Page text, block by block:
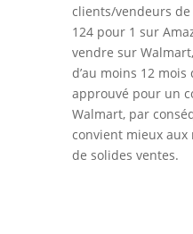
clients/vendeurs
124 pour 1 sur
vendre sur
d’au moins 12
approuvé pour un
Walmart, par
convient mieux aux
de solides ventes.